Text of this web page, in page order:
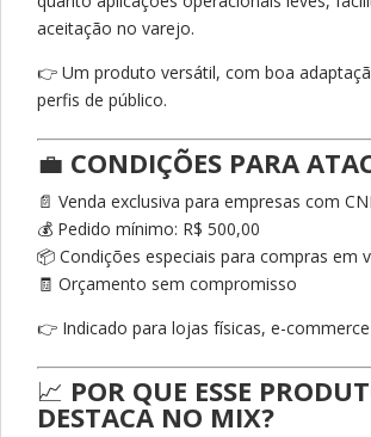
aceitação no varejo.
👉 Um produto versátil, com boa
perfis de público.
💼 CONDIÇÕES PARA
📄 Venda exclusiva para empresas com
💰 Pedido mínimo: R$ 500,00
📦 Condições especiais para compras em
🧾 Orçamento sem compromisso
👉 Indicado para lojas físicas, e-
📈 POR QUE ESSE
DESTACA NO MIX?